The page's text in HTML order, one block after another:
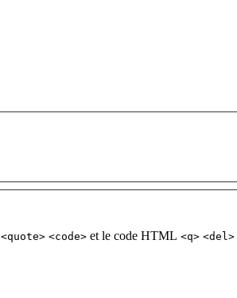
<quote> <code> et le code HTML <q> <del>